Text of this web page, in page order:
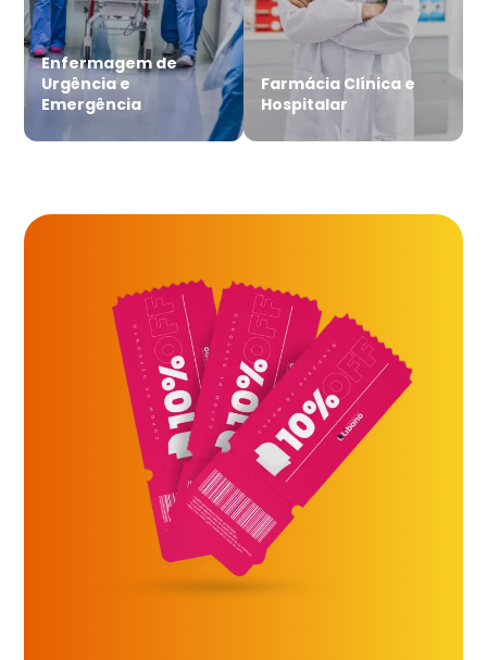
Enfermagem de
Urgência e
Emergência
Farmácia Clínica e
Hospitalar